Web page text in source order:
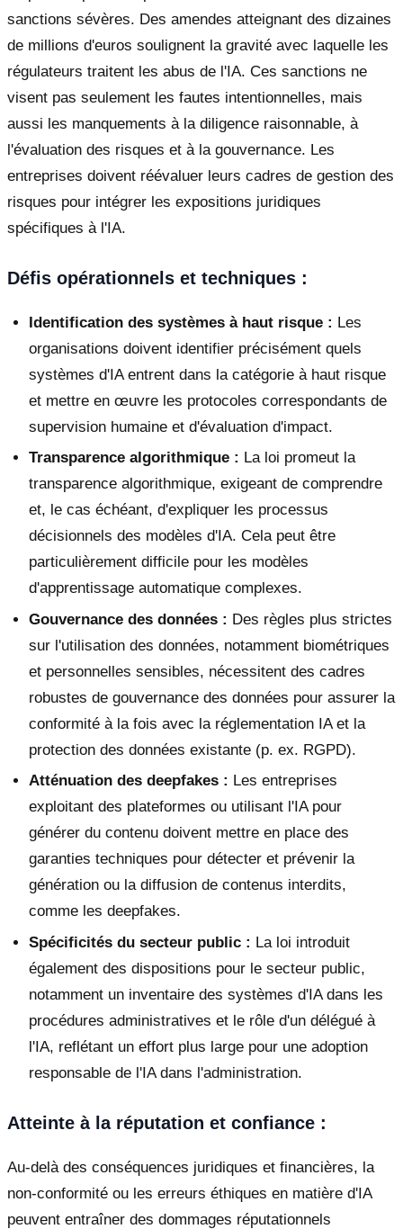
sanctions sévères. Des amendes atteignant des dizaines
de millions d'euros soulignent la gravité avec laquelle les
régulateurs traitent les abus de l'IA. Ces sanctions ne
visent pas seulement les fautes intentionnelles, mais
aussi les manquements à la diligence raisonnable, à
l'évaluation des risques et à la gouvernance. Les
entreprises doivent réévaluer leurs cadres de gestion des
risques pour intégrer les expositions juridiques
spécifiques à l'IA.
Défis opérationnels et techniques :
Identification des systèmes à haut risque : Les
organisations doivent identifier précisément quels
systèmes d'IA entrent dans la catégorie à haut risque
et mettre en œuvre les protocoles correspondants de
supervision humaine et d'évaluation d'impact.
Transparence algorithmique : La loi promeut la
transparence algorithmique, exigeant de comprendre
et, le cas échéant, d'expliquer les processus
décisionnels des modèles d'IA. Cela peut être
particulièrement difficile pour les modèles
d'apprentissage automatique complexes.
Gouvernance des données : Des règles plus strictes
sur l'utilisation des données, notamment biométriques
et personnelles sensibles, nécessitent des cadres
robustes de gouvernance des données pour assurer la
conformité à la fois avec la réglementation IA et la
protection des données existante (p. ex. RGPD).
Atténuation des deepfakes : Les entreprises
exploitant des plateformes ou utilisant l'IA pour
générer du contenu doivent mettre en place des
garanties techniques pour détecter et prévenir la
génération ou la diffusion de contenus interdits,
comme les deepfakes.
Spécificités du secteur public : La loi introduit
également des dispositions pour le secteur public,
notamment un inventaire des systèmes d'IA dans les
procédures administratives et le rôle d'un délégué à
l'IA, reflétant un effort plus large pour une adoption
responsable de l'IA dans l'administration.
Atteinte à la réputation et confiance :
Au-delà des conséquences juridiques et financières, la
non-conformité ou les erreurs éthiques en matière d'IA
peuvent entraîner des dommages réputationnels